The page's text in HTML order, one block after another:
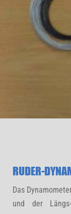
RUDER-
Das
und der